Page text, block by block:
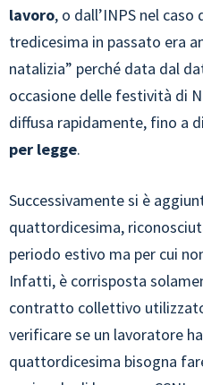
lavoro, o dall’INPS nel
tredicesima in passato era
natalizia” perché data dal
occasione delle festività di
diffusa rapidamente, fino a
per legge.
Successivamente si è
quattordicesima,
periodo estivo ma per cui
Infatti, è corrisposta
contratto collettivo
verificare se un lavoratore
quattordicesima bisogna